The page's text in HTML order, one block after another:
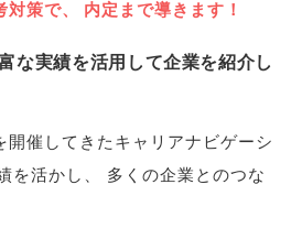
対策で、 内定まで導きます！
な実績を活用して企業を紹介し
開催してきたキャリアナビゲーシ
を活かし
多くの企業とのつな